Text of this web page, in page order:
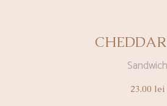
Sandwich
23.00 lei